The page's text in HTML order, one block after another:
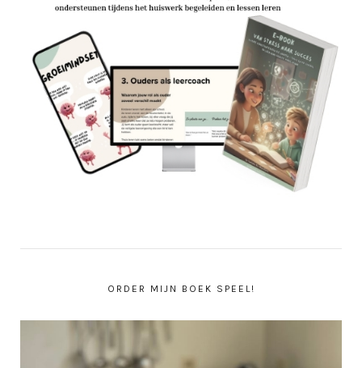
ORDER MIJN BOEK SPEEL!